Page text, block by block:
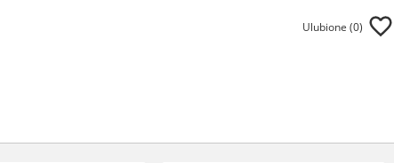
Ulubione (0)